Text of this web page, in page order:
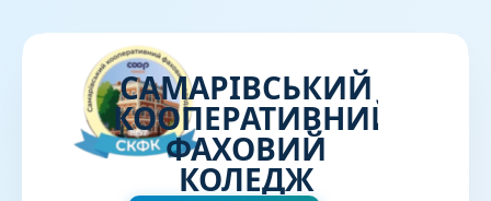
САМАРІВСЬКИЙ
КООПЕРАТИВНИЙ
ФАХОВИЙ
КОЛЕДЖ